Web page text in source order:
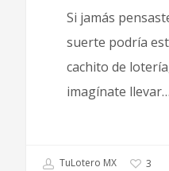
Si jamás
suerte podría
cachito de
imagínate llevar…
TuLotero MX 3